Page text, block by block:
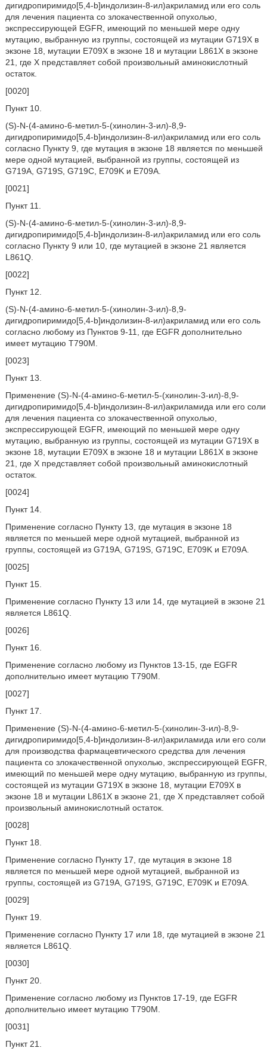
дигидропиримидо[5,4-b]индолизин-8-ил)акриламид или его соль
для лечения пациента со злокачественной опухолью,
экспрессирующей EGFR, имеющий по меньшей мере одну
мутацию, выбранную из группы, состоящей из мутации G719X в
экзоне 18, мутации E709X в экзоне 18 и мутации L861X в экзоне
21, где X представляет собой произвольный аминокислотный
остаток.
[0020]
Пункт 10.
(S)-N-(4-амино-6-метил-5-(хинолин-3-ил)-8,9-
дигидропиримидо[5,4-b]индолизин-8-ил)акриламид или его соль
согласно Пункту 9, где мутация в экзоне 18 является по меньшей
мере одной мутацией, выбранной из группы, состоящей из
G719A, G719S, G719C, E709K и E709A.
[0021]
Пункт 11.
(S)-N-(4-амино-6-метил-5-(хинолин-3-ил)-8,9-
дигидропиримидо[5,4-b]индолизин-8-ил)акриламид или его соль
согласно Пункту 9 или 10, где мутацией в экзоне 21 является
L861Q.
[0022]
Пункт 12.
(S)-N-(4-амино-6-метил-5-(хинолин-3-ил)-8,9-
дигидропиримидо[5,4-b]индолизин-8-ил)акриламид или его соль
согласно любому из Пунктов 9-11, где EGFR дополнительно
имеет мутацию T790M.
[0023]
Пункт 13.
Применение (S)-N-(4-амино-6-метил-5-(хинолин-3-ил)-8,9-
дигидропиримидо[5,4-b]индолизин-8-ил)акриламида или его соли
для лечения пациента со злокачественной опухолью,
экспрессирующей EGFR, имеющий по меньшей мере одну
мутацию, выбранную из группы, состоящей из мутации G719X в
экзоне 18, мутации E709X в экзоне 18 и мутации L861X в экзоне
21, где X представляет собой произвольный аминокислотный
остаток.
[0024]
Пункт 14.
Применение согласно Пункту 13, где мутация в экзоне 18
является по меньшей мере одной мутацией, выбранной из
группы, состоящей из G719A, G719S, G719C, E709K и E709A.
[0025]
Пункт 15.
Применение согласно Пункту 13 или 14, где мутацией в экзоне 21
является L861Q.
[0026]
Пункт 16.
Применение согласно любому из Пунктов 13-15, где EGFR
дополнительно имеет мутацию T790M.
[0027]
Пункт 17.
Применение (S)-N-(4-амино-6-метил-5-(хинолин-3-ил)-8,9-
дигидропиримидо[5,4-b]индолизин-8-ил)акриламида или его соли
для производства фармацевтического средства для лечения
пациента со злокачественной опухолью, экспрессирующей EGFR,
имеющий по меньшей мере одну мутацию, выбранную из группы,
состоящей из мутации G719X в экзоне 18, мутации E709X в
экзоне 18 и мутации L861X в экзоне 21, где X представляет собой
произвольный аминокислотный остаток.
[0028]
Пункт 18.
Применение согласно Пункту 17, где мутация в экзоне 18
является по меньшей мере одной мутацией, выбранной из
группы, состоящей из G719A, G719S, G719C, E709K и E709A.
[0029]
Пункт 19.
Применение согласно Пункту 17 или 18, где мутацией в экзоне 21
является L861Q.
[0030]
Пункт 20.
Применение согласно любому из Пунктов 17-19, где EGFR
дополнительно имеет мутацию T790M.
[0031]
Пункт 21.